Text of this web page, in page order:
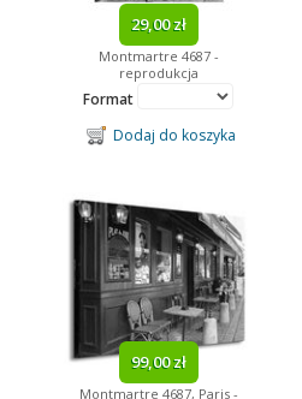
29,00 zł
Montmartre 4687 -
reprodukcja
Format
Dodaj do koszyka
99,00 zł
Montmartre 4687, Paris -